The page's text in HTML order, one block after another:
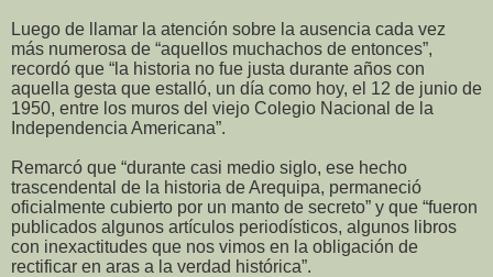
Luego de llamar la atención sobre la ausencia cada vez
más numerosa de “aquellos muchachos de entonces”,
recordó que “la historia no fue justa durante años con
aquella gesta que estalló, un día como hoy, el 12 de junio de
1950, entre los muros del viejo Colegio Nacional de la
Independencia Americana”.
Remarcó que “durante casi medio siglo, ese hecho
trascendental de la historia de Arequipa, permaneció
oficialmente cubierto por un manto de secreto” y que “fueron
publicados algunos artículos periodísticos, algunos libros
con inexactitudes que nos vimos en la obligación de
rectificar en aras a la verdad histórica”.